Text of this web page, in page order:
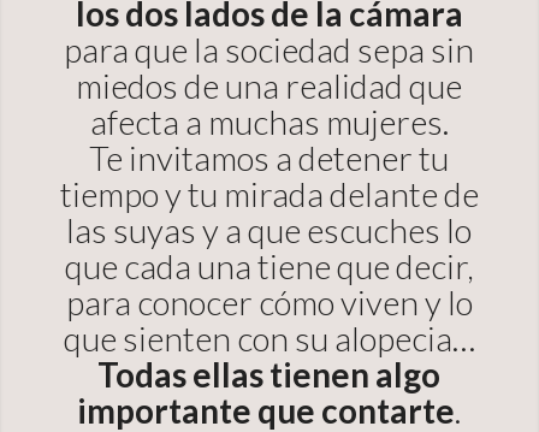
los dos lados de la cámara
para que la sociedad sepa sin
miedos de una realidad que
afecta a muchas mujeres.
Te invitamos a detener tu
tiempo y tu mirada delante de
las suyas y a que escuches lo
que cada una tiene que decir,
para conocer cómo viven y lo
que sienten con su alopecia…
Todas ellas tienen algo
importante que contarte.